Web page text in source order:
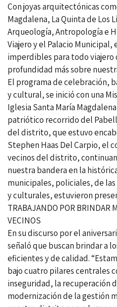
Con joyas arquitectónicas
Magdalena, La Quinta de Los
Arqueología, Antropología e
Viajero y el Palacio Municipal,
imperdibles para todo viajero
profundidad más sobre
El programa de celebración,
y cultural, se inició con una
Iglesia Santa María
patriótico recorrido del
del distrito, que estuvo
Stephen Haas Del Carpio, el
vecinos del distrito,
nuestra bandera en la
municipales, policiales, de
y culturales, estuvieron
TRABAJANDO POR BRINDAR
VECINOS
En su discurso por el
señaló que buscan brindar a
eficientes y de calidad.
bajo cuatro pilares centrales
inseguridad, la recuperación
modernización de la gestión